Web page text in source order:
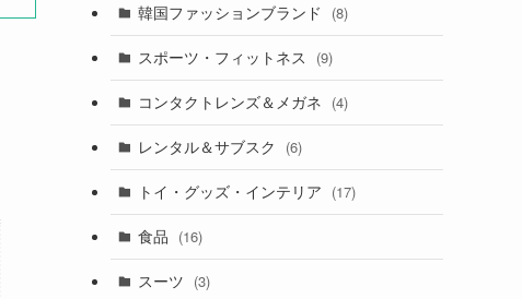
韓国ファッションブランド (8)
スポーツ・フィットネス (9)
コンタクトレンズ＆メガネ (4)
レンタル＆サブスク (6)
トイ・グッズ・インテリア (17)
食品 (16)
スーツ (3)